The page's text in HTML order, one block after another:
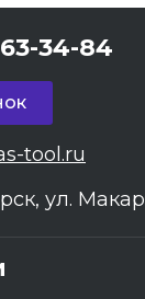
34-84
tool.ru
ул.